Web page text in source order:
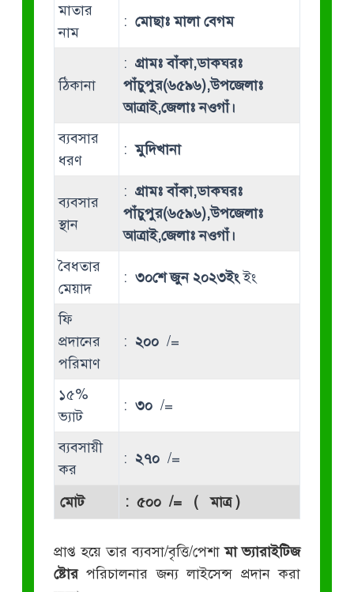
মাতার
নাম
: মোছাঃ মালা বেগম
ঠিকানা
: গ্রামঃ বাঁকা,ডাকঘরঃ
পাঁচুপুর(৬৫৯৬),উপজেলাঃ
আত্রাই,জেলাঃ নওগাঁ।
ব্যবসার
ধরণ
:মুদিখানা
ব্যবসার
স্থান
: গ্রামঃ বাঁকা,ডাকঘরঃ
পাঁচুপুর(৬৫৯৬),উপজেলাঃ
আত্রাই,জেলাঃ নওগাঁ।
বৈধতার
মেয়াদ
: ৩০শে জুন ২০২৩ইংইং
ফি
প্রদানের
পরিমাণ
: ২০০/=
১৫%
ভ্যাট
: ৩০/=
ব্যবসায়ী
কর
: ২৭০/=
মোট : ৫০০/= ( মাত্র )
প্রাপ্ত হয়ে তার ব্যবসা/বৃত্তি/পেশামা ভ্যারাইটিজ
ষ্টোরপরিচালনার জন্য লাইসেন্স প্রদান করা